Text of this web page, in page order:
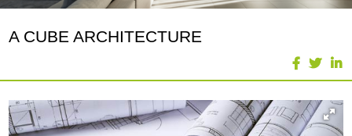
A CUBE ARCHITECTURE